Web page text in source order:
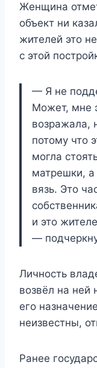
Женщина
объект ни
жителей это
с этой
— Я не
Может, мне
возражала,
потому что
могла
матрешки, а
вязь. Это
и это
—
Личность
возвёл на ней
его
неизвестны,
Ранее